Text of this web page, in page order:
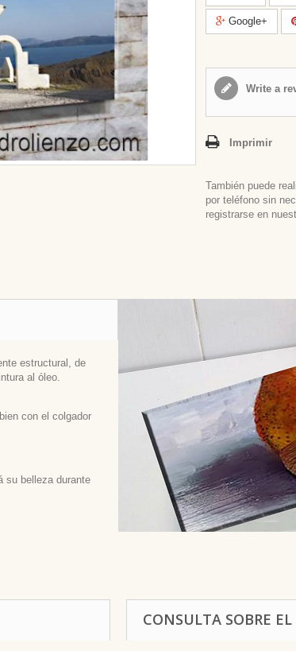
Google+
Write a
Imprimir
También puede
por teléfono sin
registrarse en
estructural, de
al óleo.
con el colgador
su belleza durante
CONSULTA SOBRE